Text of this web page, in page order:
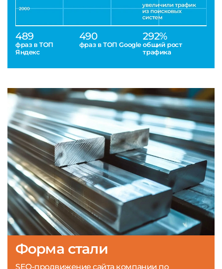
489
фраз в ТОП
Яндекс
490
фраз в ТОП Google
292%
общий рост
трафика
Форма стали
SEO-продвижение сайта компании по